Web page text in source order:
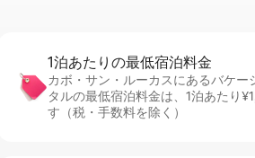
1泊あたりの最⁠低⁠宿⁠泊⁠料⁠金
カボ・サン・ルーカスにあるバケー
タルの最低宿泊料金は、1泊あたり
す（税・手数料を除く）